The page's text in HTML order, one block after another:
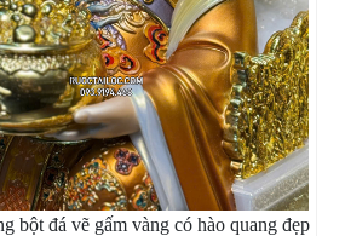
bột đá vẽ gấm vàng có hào quang đẹp